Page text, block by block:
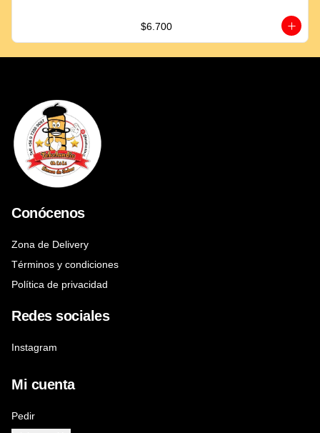
$6.700
Conócenos
Zona de Delivery
Términos y condiciones
Política de privacidad
Redes sociales
Instagram
Mi cuenta
Pedir